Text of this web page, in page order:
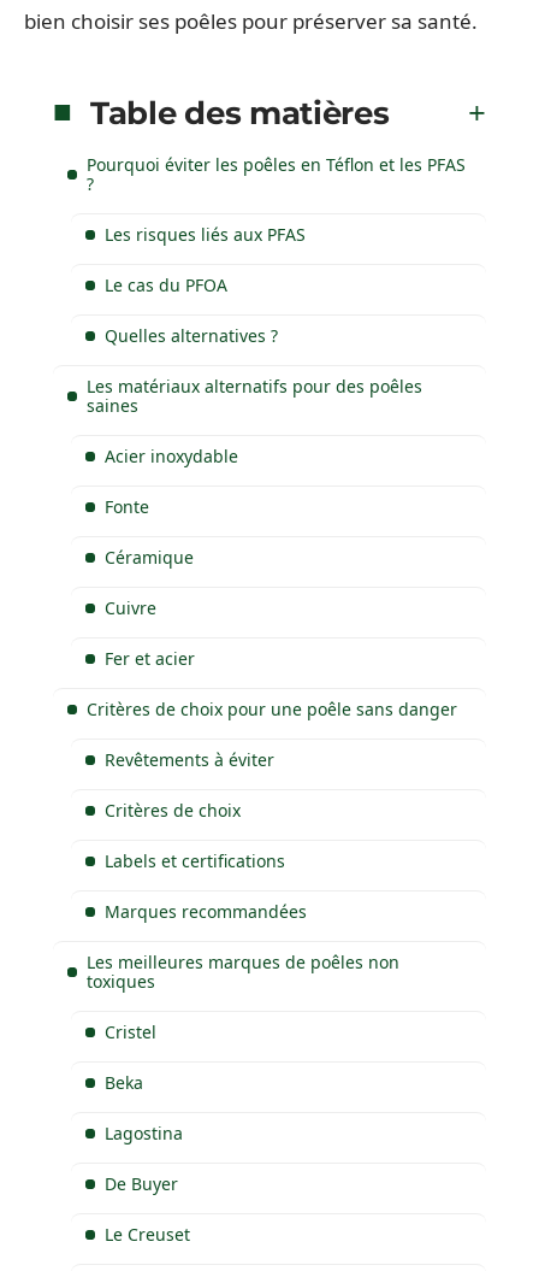
bien choisir ses poêles pour préserver sa santé.
Table des matières
Pourquoi éviter les poêles en Téflon et les PFAS
?
Les risques liés aux PFAS
Le cas du PFOA
Quelles alternatives ?
Les matériaux alternatifs pour des poêles
saines
Acier inoxydable
Fonte
Céramique
Cuivre
Fer et acier
Critères de choix pour une poêle sans danger
Revêtements à éviter
Critères de choix
Labels et certifications
Marques recommandées
Les meilleures marques de poêles non
toxiques
Cristel
Beka
Lagostina
De Buyer
Le Creuset